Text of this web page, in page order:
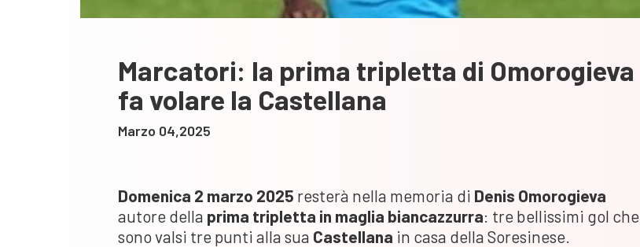
Marcatori: la prima tripletta di Omorogieva
fa volare la Castellana
Marzo 04,2025
Domenica 2 marzo 2025 resterà nella memoria di Denis Omorogieva
autore della prima tripletta in maglia biancazzurra: tre bellissimi gol che
sono valsi tre punti alla sua Castellana in casa della Soresinese.